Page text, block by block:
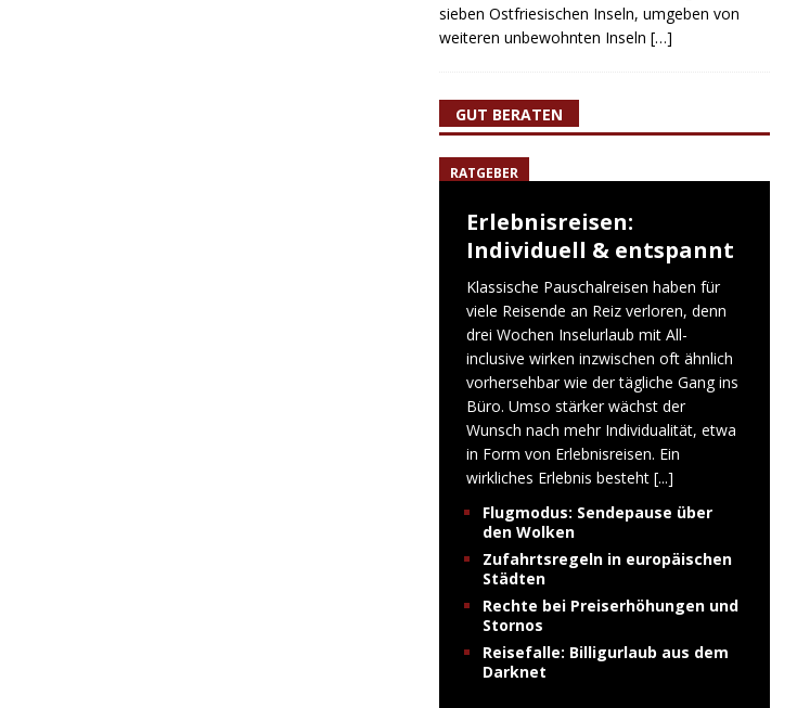
sieben Ostfriesischen Inseln, umgeben von
weiteren unbewohnten Inseln […]
GUT BERATEN
RATGEBER
Erlebnisreisen:
Individuell & entspannt
Klassische Pauschalreisen haben für
viele Reisende an Reiz verloren, denn
drei Wochen Inselurlaub mit All-
inclusive wirken inzwischen oft ähnlich
vorhersehbar wie der tägliche Gang ins
Büro. Umso stärker wächst der
Wunsch nach mehr Individualität, etwa
in Form von Erlebnisreisen. Ein
wirkliches Erlebnis besteht [...]
Flugmodus: Sendepause über
den Wolken
Zufahrtsregeln in europäischen
Städten
Rechte bei Preiserhöhungen und
Stornos
Reisefalle: Billigurlaub aus dem
Darknet